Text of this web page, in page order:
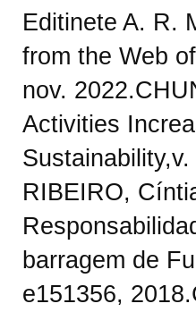
Editinete A. R.
from the Web
nov.
Activities
RIBEIRO,
barragem de
e151356,